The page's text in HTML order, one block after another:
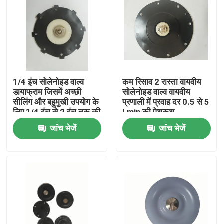
हमारे बारे में
1/4 इंच सोलेनोइड वाल्व
डायाफ्राम जिसमें अच्छी
सीलिंग और बहुमुखी उपयोग के
लिए 1/4 इंच से 2 इंच तक की
विस्तृत कनेक्शन आकार सीमा
है
जांच भेजें
कम रिसाव 2 रास्ता वायवीय
सोलेनोइड वाल्व वायवीय
प्रणाली में प्रवाह दर 0.5 से 5
Lmin की पेशकश
जांच भेजें